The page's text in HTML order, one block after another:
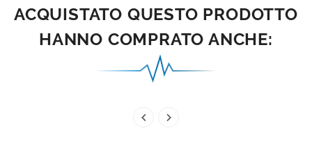
ACQUISTATO QUESTO PRODOTTO
HANNO COMPRATO ANCHE:
 